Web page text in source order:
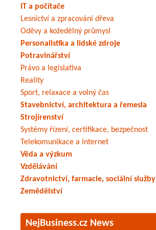
IT a počítače
Lesnictví a zpracování dřeva
Oděvy a kožedělný průmysl
Personalistika a lidské zdroje
Potravinářství
Právo a legislativa
Reality
Sport, relaxace a volný čas
Stavebnictví, architektura a řemesla
Strojírenství
Systémy řízení, certifikace, bezpečnost
Telekomunikace a internet
Věda a výzkum
Vzdělávání
Zdravotnictví, farmacie, sociální služby
Zemědělství
NejBusiness.cz News